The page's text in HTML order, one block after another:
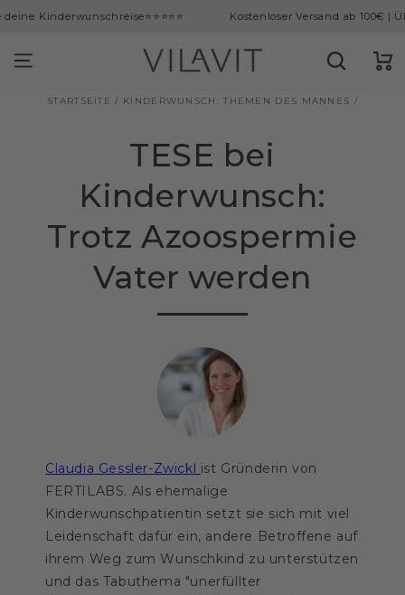
⭐⭐⭐⭐⭐ Kostenloser Versand ab 100€ | Über
STARTSEITE / KINDERWUNSCH: THEMEN DES MANNES /
TESE bei
Kinderwunsch:
Trotz Azoospermie
Vater werden
Claudia Gessler-Zwickl ist Gründerin von
FERTILABS. Als ehemalige
Kinderwunschpatientin setzt sie sich mit viel
Leidenschaft dafür ein, andere Betroffene auf
ihrem Weg zum Wunschkind zu unterstützen
und das Tabuthema "unerfüllter